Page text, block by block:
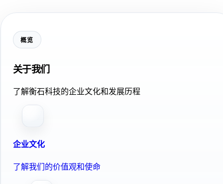
概览
关于我们
了解衡石科技的企业文化和发展历程
企业文化
了解我们的价值观和使命